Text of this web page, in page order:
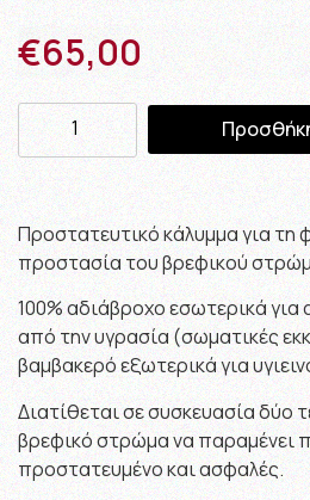
€65,00
Προστατευτικό κάλυμμα για τη
προστασία του βρεφικού
100% αδιάβροχο εσωτερικά
από την υγρασία (σωματικές
βαμβακερό εξωτερικά για
Διατίθεται σε συσκευασία δύο
βρεφικό στρώμα να παραμένει
προστατευμένο και ασφαλές.